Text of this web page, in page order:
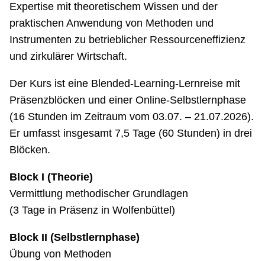
Expertise mit theoretischem Wissen und der
praktischen Anwendung von Methoden und
Instrumenten zu betrieblicher Ressourceneffizienz
und zirkulärer Wirtschaft.
Der Kurs ist eine Blended-Learning-Lernreise mit
Präsenzblöcken und einer Online-Selbstlernphase
(16 Stunden im Zeitraum vom 03.07. – 21.07.2026).
Er umfasst insgesamt 7,5 Tage (60 Stunden) in drei
Blöcken.
Block I (Theorie)
Vermittlung methodischer Grundlagen
(3 Tage in Präsenz in Wolfenbüttel)
Block II (Selbstlernphase)
Übung von Methoden